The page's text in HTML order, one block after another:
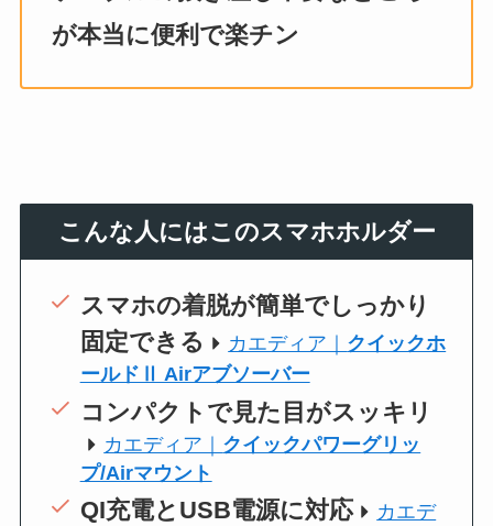
が本当に便利で楽チン
こんな人にはこのスマホホルダー
スマホの着脱が簡単でしっかり
固定できる
カエディア｜ クイックホ
ールドⅡ Airアブソーバー
コンパクトで見た目がスッキリ
カエディア｜ クイックパワーグリッ
プ/Airマウント
QI充電とUSB電源に対応
カエデ